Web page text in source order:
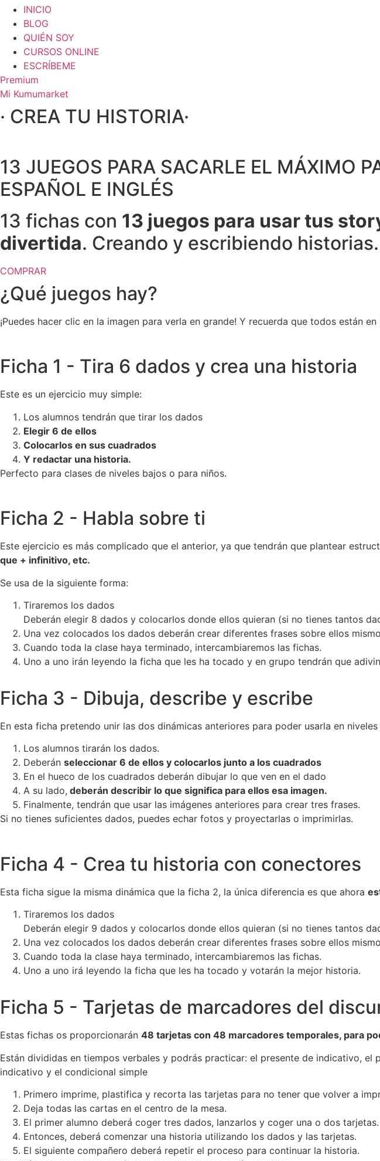
INICIO
BLOG
QUIÉN SOY
CURSOS ONLINE
ESCRÍBEME
Premium
Mi Kumumarket
· CREA TU HISTORIA·
13 JUEGOS PARA SACARLE EL MÁXIMO
ESPAÑOL E INGLÉS
13 fichas con 13 juegos para usar tus
divertida. Creando y escribiendo historias.
COMPRAR
¿Qué juegos hay?
¡Puedes hacer clic en la imagen para verla en grande! Y recuerda que todos están
Ficha 1 - Tira 6 dados y crea una historia
Este es un ejercicio muy simple:
Los alumnos tendrán que tirar los dados
Elegir 6 de ellos
Colocarlos en sus cuadrados
Y redactar una historia.
Perfecto para clases de niveles bajos o para niños.
Ficha 2 - Habla sobre ti
Este ejercicio es más complicado que el anterior, ya que tendrán que plantear
que + infinitivo, etc.
Se usa de la siguiente forma:
Tiraremos los dados
Deberán elegir 8 dados y colocarlos donde ellos quieran (si no tienes tantos
Una vez colocados los dados deberán crear diferentes frases sobre ellos
Cuando toda la clase haya terminado, intercambiaremos las fichas.
Uno a uno irán leyendo la ficha que les ha tocado y en grupo tendrán que
Ficha 3 - Dibuja, describe y escribe
En esta ficha pretendo unir las dos dinámicas anteriores para poder usarla en
Los alumnos tirarán los dados.
Deberán seleccionar 6 de ellos y colocarlos junto a los cuadrados
En el hueco de los cuadrados deberán dibujar lo que ven en el dado
A su lado, deberán describir lo que significa para ellos esa imagen.
Finalmente, tendrán que usar las imágenes anteriores para crear tres frases.
Si no tienes suficientes dados, puedes echar fotos y proyectarlas o imprimirlas.
Ficha 4 - Crea tu historia con conectores
Esta ficha sigue la misma dinámica que la ficha 2, la única diferencia es que ahora
Tiraremos los dados
Deberán elegir 9 dados y colocarlos donde ellos quieran (si no tienes tantos
Una vez colocados los dados deberán crear diferentes frases sobre ellos
Cuando toda la clase haya terminado, intercambiaremos las fichas.
Uno a uno irá leyendo la ficha que les ha tocado y votarán la mejor historia.
Ficha 5 - Tarjetas de marcadores del
Estas fichas os proporcionarán 48 tarjetas con 48 marcadores temporales, para
Están divididas en tiempos verbales y podrás practicar: el presente de indicativo,
indicativo y el condicional simple
Primero imprime, plastifica y recorta las tarjetas para no tener que volver a
Deja todas las cartas en el centro de la mesa.
El primer alumno deberá coger tres dados, lanzarlos y coger una o dos tarjetas.
Entonces, deberá comenzar una historia utilizando los dados y las tarjetas.
El siguiente compañero deberá repetir el proceso para continuar la historia.